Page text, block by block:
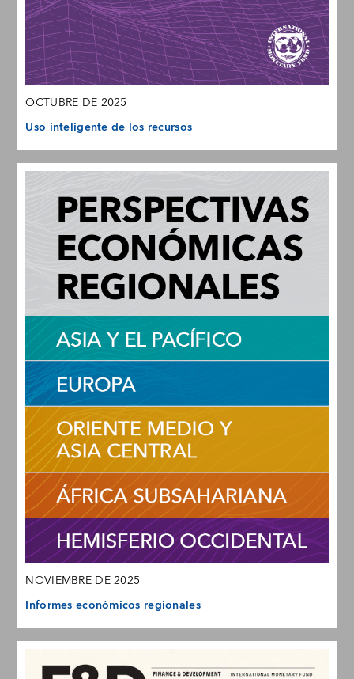
OCTUBRE DE 2025
Uso inteligente de los recursos
NOVIEMBRE DE 2025
Informes económicos regionales